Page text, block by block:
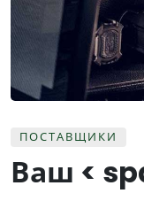
ПОСТАВЩИКИ
Ваш <